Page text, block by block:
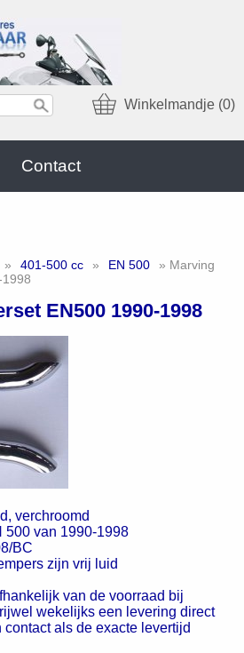
Winkelmandje (0)
Contact
» 401-500 cc » EN 500
» Marving
EN500 1990-1998
verchroomd
500 van 1990-1998
BC
zijn vrij luid
van de voorraad bij
wekelijks een levering direct
als de exacte levertijd